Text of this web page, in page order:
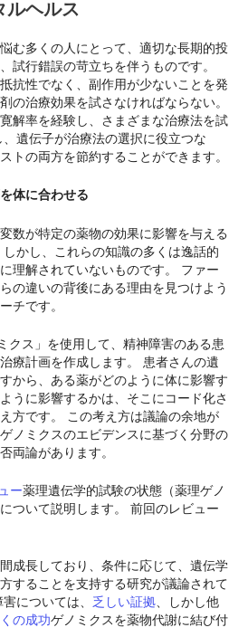
ルヘルス
む多くの人にとって、適切な長期的投
試行錯誤の苛立ちを伴うものです。
抗性でなく、副作用が少ないことを発
の治療効果を試さなければならない。
解率を経験し、さまざまな治療法を試
遺伝子が治療法の選択に役立つな
トの両方を節約することができます。
体に合わせる
数が特定の薬物の効果に影響を与える
かし、これらの知識の多くは逸話的
理解されていないものです。 ファー
の違いの背後にある理由を見つけよう
チです。
クス」を使用して、精神障害のある患
療計画を作成します。 患者さんの遺
から、ある薬がどのように体に影響す
うに影響するかは、そこにコード化さ
方です。 この考え方は議論の余地が
ノミクスのエビデンスに基づく分野の
両論があります。
ー薬理遺伝学的試験の状態（薬理ゲノ
ついて説明します。 前回のレビュー
成長しており、条件に応じて、遺伝学
することを支持する研究が議論されて
については、 乏しい証拠 、しかし他
の成功ゲノミクスを薬物代謝に結び付